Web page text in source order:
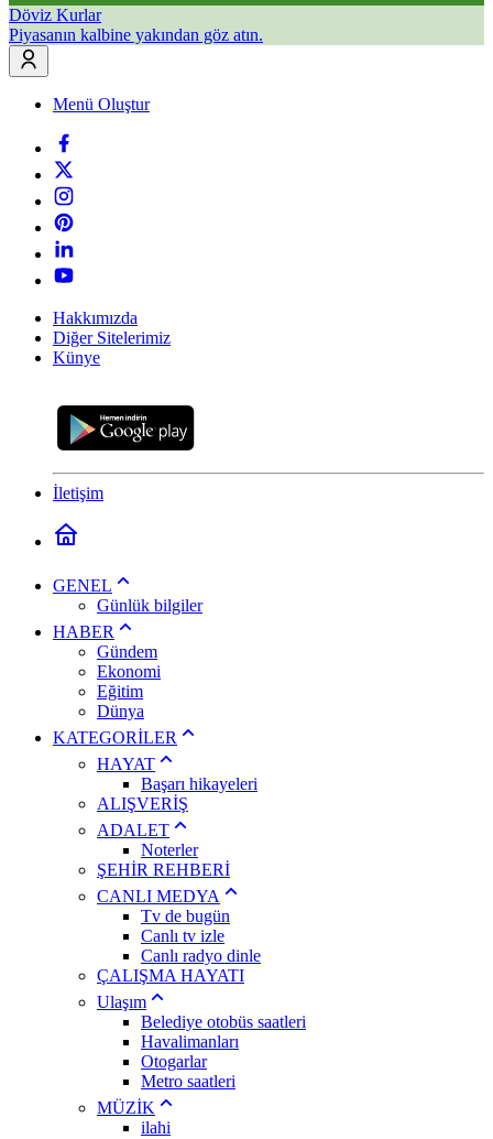
Döviz Kurlar
Piyasanın kalbine yakından göz atın.
Menü Oluştur
Hakkımızda
Diğer Sitelerimiz
Künye
İletişim
GENEL
Günlük bilgiler
HABER
Gündem
Ekonomi
Eğitim
Dünya
KATEGORİLER
HAYAT
Başarı hikayeleri
ALIŞVERİŞ
ADALET
Noterler
ŞEHİR REHBERİ
CANLI MEDYA
Tv de bugün
Canlı tv izle
Canlı radyo dinle
ÇALIŞMA HAYATI
Ulaşım
Belediye otobüs saatleri
Havalimanları
Otogarlar
Metro saatleri
MÜZİK
ilahi